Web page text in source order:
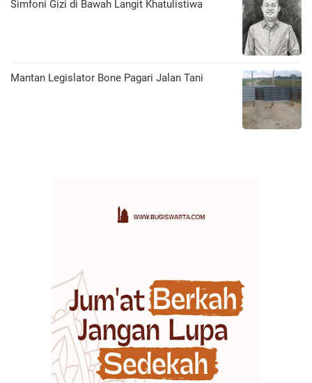
​Simfoni Gizi di Bawah Langit Khatulistiwa
Mantan Legislator Bone Pagari Jalan Tani